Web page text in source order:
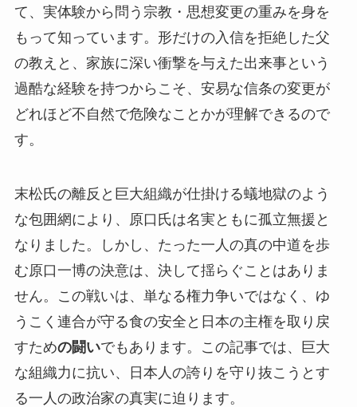
て、実体験から問う宗教・思想変更の重みを身を
もって知っています。形だけの入信を拒絶した父
の教えと、家族に深い衝撃を与えた出来事という
過酷な経験を持つからこそ、安易な信条の変更が
どれほど不自然で危険なことかが理解できるので
す。
末松氏の離反と巨大組織が仕掛ける蟻地獄のよう
な包囲網により、原口氏は名実ともに孤立無援と
なりました。しかし、たった一人の真の中道を歩
む原口一博の決意は、決して揺らぐことはありま
せん。この戦いは、単なる権力争いではなく、ゆ
うこく連合が守る食の安全と日本の主権を取り戻
すための闘いでもあります。この記事では、巨大
な組織力に抗い、日本人の誇りを守り抜こうとす
る一人の政治家の真実に迫ります。